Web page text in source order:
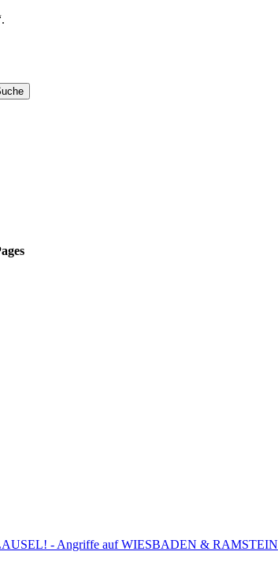
- Angriffe auf WIESBADEN & RAMSTEIN